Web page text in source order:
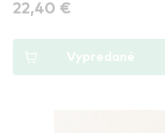
22,40 €
Vypredané